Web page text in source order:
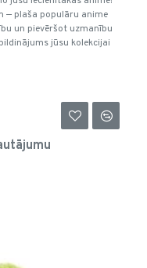
— plaša populāru anime
un pievēršot uzmanību
jūsu kolekcijai